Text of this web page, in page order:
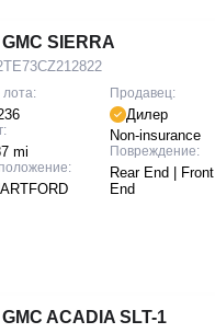
SIERRA
mi
Продавец:
Дилер
Non-insurance
Повреждение:
Rear End | Front
End
ACADIA SLT-1